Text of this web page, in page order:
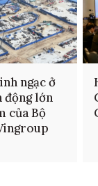
ngạc ở
động lớn
của Bộ